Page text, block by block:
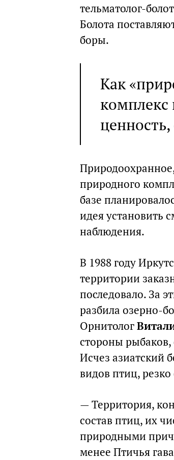
тельматолог-
Болота
боры.
Как
комплекс
природного
базе
идея установить
наблюдения.
В 1988 году
территории
последовало. За
разбила озерно-
Орнитолог
стороны рыбаков,
Исчез азиатский
видов птиц, резко
— Территория,
состав птиц, их
природными
менее Птичья